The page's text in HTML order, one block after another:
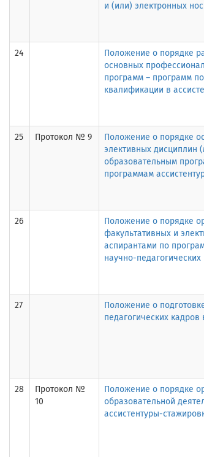
и (или) электронных
24
Положение о порядке
основных
программ – программ
квалификации в
25 Протокол № 9
Положение о порядке
элективных дисциплин
образовательным
программам
26
Положение о порядке
факультативных и
аспирантами по
научно-
27
Положение о
педагогических кадров
28
Протокол №
10
Положение о порядке
образовательной
ассистентуры-